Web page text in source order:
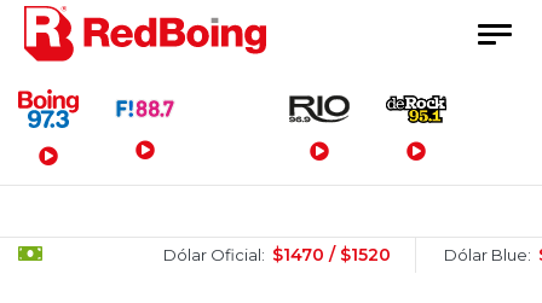
Menú Principal
Dólar Oficial: $1470 / $1520 Dólar Blue: $1505 /